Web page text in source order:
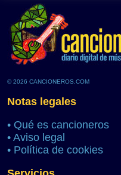
© 2026 CANCIONEROS.COM
Notas legales
• Qué es cancioneros
• Aviso legal
• Política de cookies